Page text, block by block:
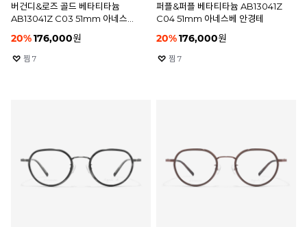
버건디&로즈 골드 베타티타늄
AB13041Z C03 51mm 아네스베
20%176,000원
찜 7
퍼플&퍼플 베타티타늄 AB13041Z
C04 51mm 아네스베 안경테
20%176,000원
찜 7